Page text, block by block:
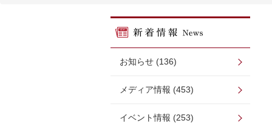
お知らせ (136)
メディア情報 (453)
イベント情報 (253)